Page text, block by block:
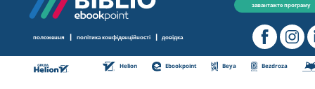
завантажте програму
положення | політика конфіденційності | довідка
Helion Ebookpoint Beya Bezdroza